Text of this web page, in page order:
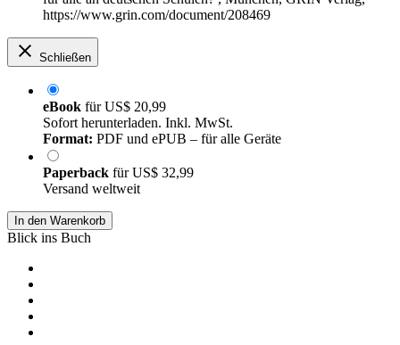
https://www.grin.com/document/208469
Schließen
eBook fürUS$ 20,99
Sofort herunterladen. Inkl. MwSt.
Format: PDF und ePUB – für alle Geräte
Paperback fürUS$ 32,99
Versand weltweit
In den Warenkorb
Blick ins Buch